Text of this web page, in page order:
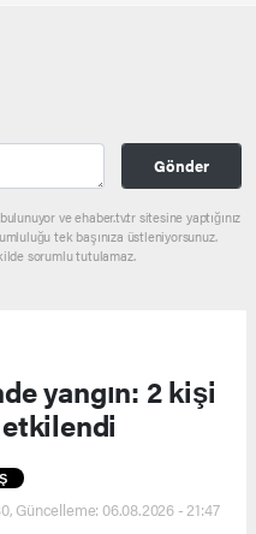
Gönder
ve ehaber.tv.tr sitesine yaptığınız
tek başınıza üstleniyorsunuz.
sorumlu tutulamaz.
yangın: 2 kişi
Güncelleme: 06.08.2026 - 21:47